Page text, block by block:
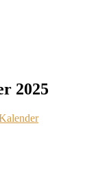
2025